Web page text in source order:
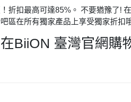
折扣最高可達85%。 不要猶豫了!
區在所有獨家產品上享受獨家折扣
BiiON 臺灣官網購